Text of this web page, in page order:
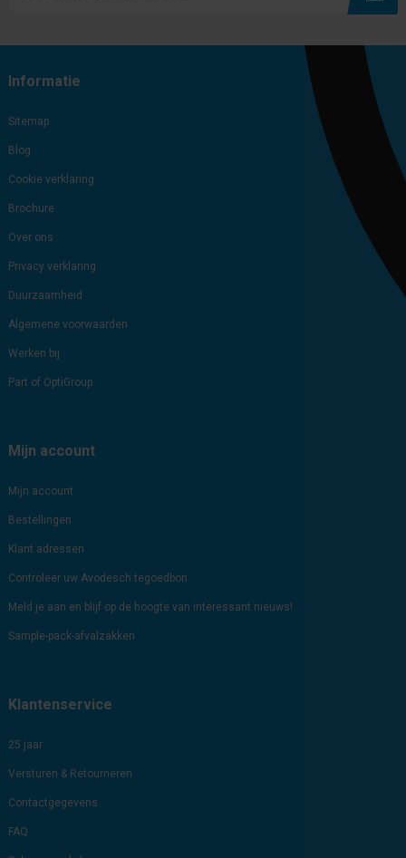
Informatie
Sitemap
Blog
Cookie verklaring
Brochure
Over ons
Privacy verklaring
Duurzaamheid
Algemene voorwaarden
Werken bij
Part of OptiGroup
Mijn account
Mijn account
Bestellingen
Klant adressen
Controleer uw Avodesch tegoedbon
Meld je aan en blijf op de hoogte van interessant nieuws!
Sample-pack-afvalzakken
Klantenservice
25 jaar
Versturen & Retourneren
Contactgegevens
FAQ